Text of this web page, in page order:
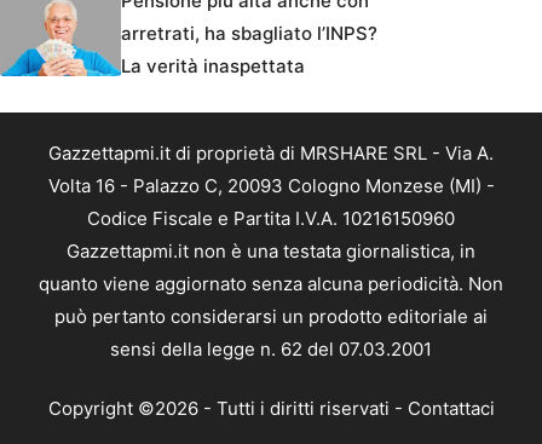
arretrati, ha sbagliato l’INPS?
La verità inaspettata
Gazzettapmi.it di proprietà di MRSHARE SRL - Via A.
Volta 16 - Palazzo C, 20093 Cologno Monzese (MI) -
Codice Fiscale e Partita I.V.A. 10216150960
Gazzettapmi.it non è una testata giornalistica, in
quanto viene aggiornato senza alcuna periodicità. Non
può pertanto considerarsi un prodotto editoriale ai
sensi della legge n. 62 del 07.03.2001
Copyright ©2026 - Tutti i diritti riservati - Contattaci